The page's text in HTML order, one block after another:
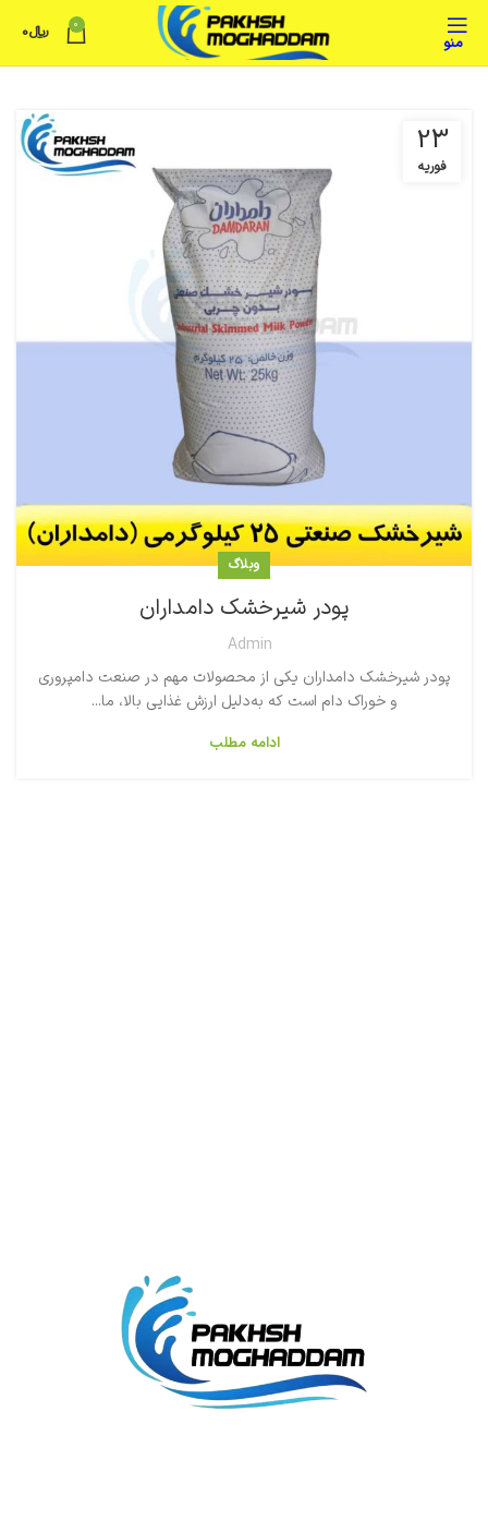
منو
0 ﷼0
23
فوریه
وبلاگ
پودر شیرخشک دامداران
Admin
پودر شیرخشک دامداران یکی از محصولات مهم در صنعت دامپروری
و خوراک دام است که به‌دلیل ارزش غذایی بالا، ما...
ادامه مطلب